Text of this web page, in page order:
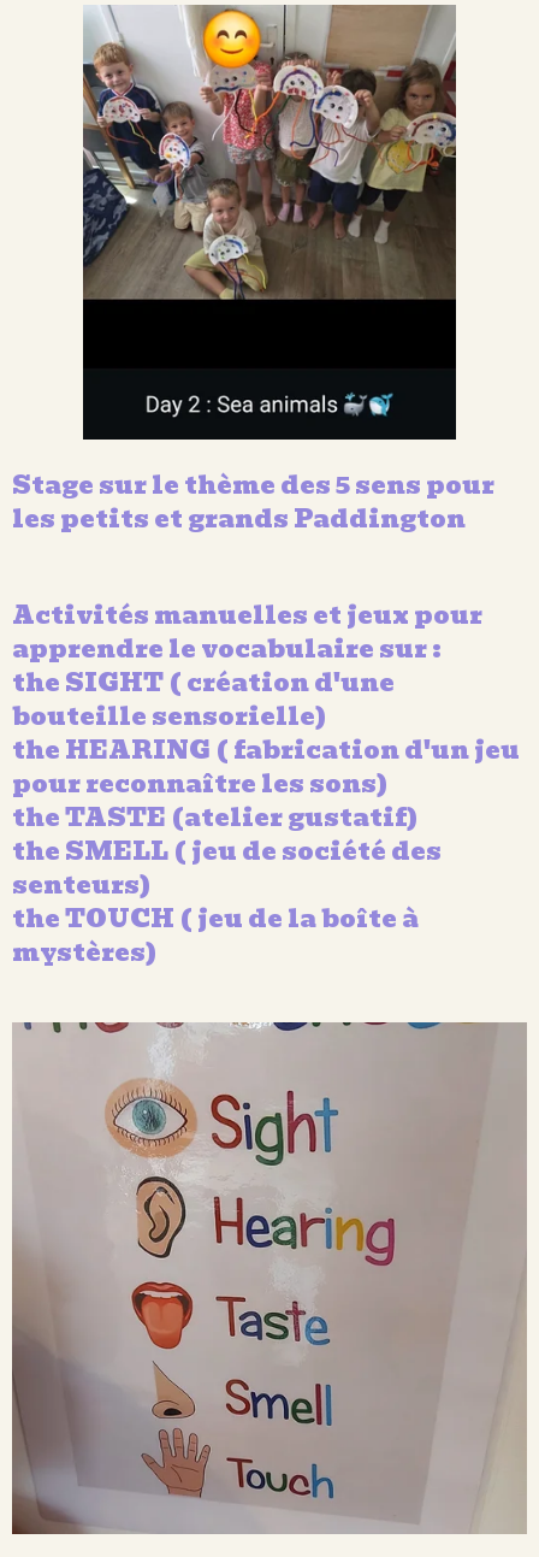
Stage sur le thème des 5 sens pour
les petits et grands Paddington
Activités manuelles et jeux pour
apprendre le vocabulaire sur :
the SIGHT ( création d'une
bouteille sensorielle)
the HEARING ( fabrication d'un jeu
pour reconnaître les sons)
the TASTE (atelier gustatif)
the SMELL ( jeu de société des
senteurs)
the TOUCH ( jeu de la boîte à
mystères)